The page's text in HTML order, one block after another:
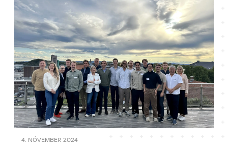
4. NÓVEMBER 2024